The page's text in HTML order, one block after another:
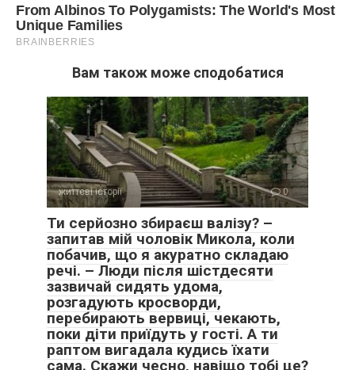
Вам також може сподобатися
життєві історії 0
Ти серйозно збираєш валізу? –
запитав мій чоловік Микола, коли
побачив, що я акуратно складаю
речі. – Люди після шістдесяти
зазвичай сидять удома,
розгадують кросворди,
перебирають вервиці, чекають,
поки діти приїдуть у гості. А ти
раптом вигадала кудись їхати
сама. Скажи чесно, навіщо тобі це?